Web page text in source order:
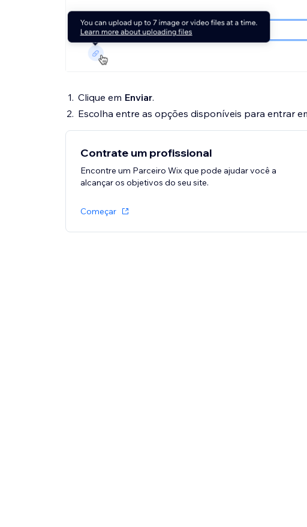
Clique em Enviar.
Escolha entre as opções disponíveis para entrar
Contrate um profissional
Encontre um Parceiro Wix que pode ajudar você a
alcançar os objetivos do seu site.
Começar